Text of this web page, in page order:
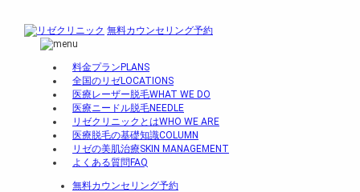
無料カウンセリング予約
料金プラン PLANS
全国のリゼLOCATIONS
医療レーザー脱毛WHAT WE DO
医療ニードル脱毛NEEDLE
リゼクリニックとはWHO WE ARE
医療脱毛の基礎知識COLUMN
リゼの美肌治療SKIN MANAGEMENT
よくある質問 FAQ
無料カウンセリング予約